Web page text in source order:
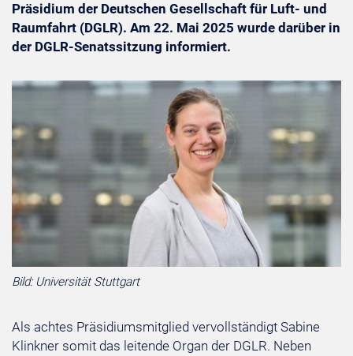
Präsidium der Deutschen Gesellschaft für Luft- und
Raumfahrt (DGLR). Am 22. Mai 2025 wurde darüber in
der DGLR-Senatssitzung informiert.
Bild: Universität Stuttgart
Als achtes Präsidiumsmitglied vervollständigt Sabine
Klinkner somit das leitende Organ der DGLR. Neben